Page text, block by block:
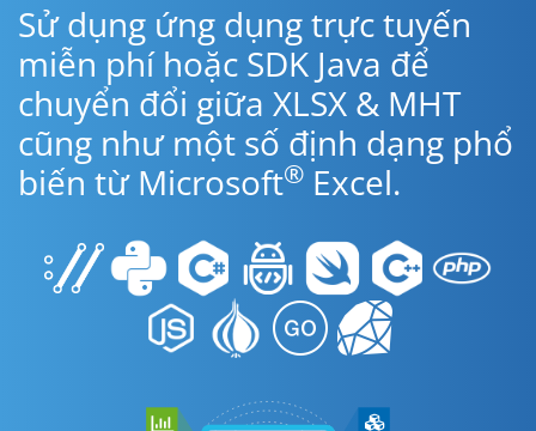
Sử dụng ứng dụng trực tuyến
miễn phí hoặc SDK Java để
chuyển đổi giữa XLSX & MHT
cũng như một số định dạng phổ
biến từ Microsoft® Excel.